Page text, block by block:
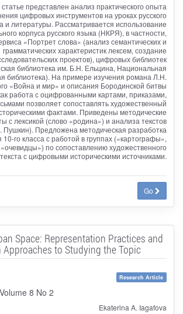
статье представлен анализ практического опыта
цифровых инструментов на уроках русского
и литературы. Рассматривается использование
корпуса русского языка (НКРЯ), в частности,
«Портрет слова» (анализ семантических и
грамматических характеристик лексем, создание
проектов), цифровых библиотек
библиотека им. Б.Н. Ельцина, Национальная
библиотека). На примере изучения романа Л.Н.
«Война и мир» и описания Бородинской битвы
работа с оцифрованными картами, приказами,
позволяет сопоставлять художественный
фактами. Приведены методические
с лексикой (слово «родина») и анализа текстов
Пушкин). Предложена методическая разработка
10-го класса с работой в группах («картографы»,
по сопоставлению художественного
текста с цифровыми историческими источниками.
Go
Space: Representation Practices and
Approaches to Studying the Topic
Research Article
8 No 2
Ekaterina A. Iagafova